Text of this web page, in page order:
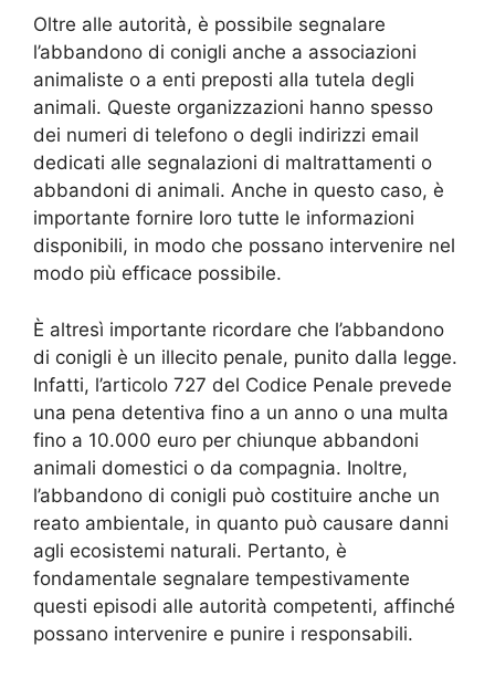
Oltre alle autorità, è possibile segnalare
l’abbandono di conigli anche a associazioni
animaliste o a enti preposti alla tutela degli
animali. Queste organizzazioni hanno spesso
dei numeri di telefono o degli indirizzi email
dedicati alle segnalazioni di maltrattamenti o
abbandoni di animali. Anche in questo caso, è
importante fornire loro tutte le informazioni
disponibili, in modo che possano intervenire nel
modo più efficace possibile.
È altresì importante ricordare che l’abbandono
di conigli è un illecito penale, punito dalla legge.
Infatti, l’articolo 727 del Codice Penale prevede
una pena detentiva fino a un anno o una multa
fino a 10.000 euro per chiunque abbandoni
animali domestici o da compagnia. Inoltre,
l’abbandono di conigli può costituire anche un
reato ambientale, in quanto può causare danni
agli ecosistemi naturali. Pertanto, è
fondamentale segnalare tempestivamente
questi episodi alle autorità competenti, affinché
possano intervenire e punire i responsabili.